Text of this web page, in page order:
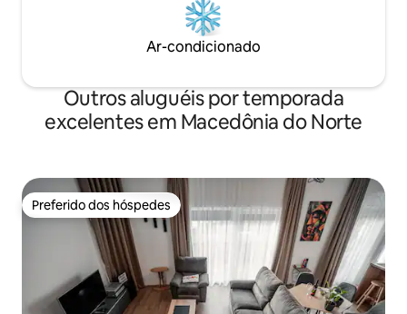
Ar-condicionado
Outros aluguéis por temporada
excelentes em Macedônia do Norte
Preferido dos hóspedes
Preferido dos hóspedes